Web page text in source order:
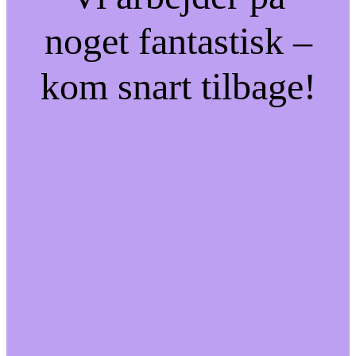
noget fantastisk –
kom snart tilbage!